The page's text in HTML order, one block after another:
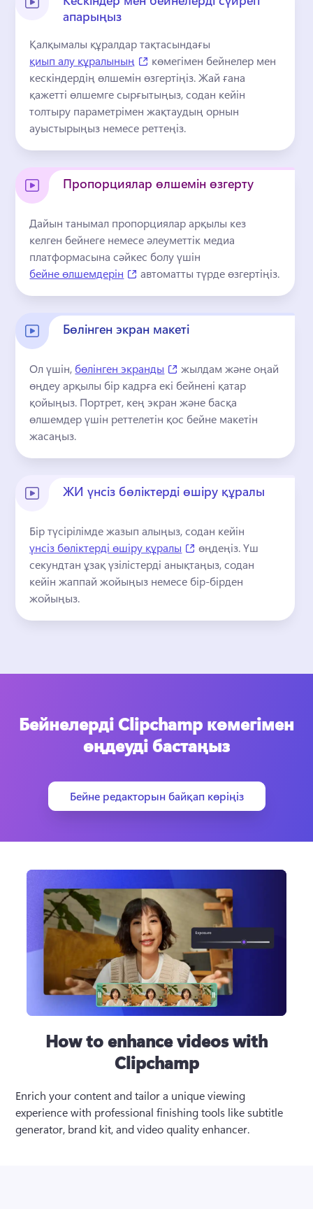
апарыңыз
Қалқымалы құралдар тақтасындағы
қиып алу құралының
(opens in a new tab)
көмегімен бейнелер мен
кескіндердің өлшемін өзгертіңіз. Жай ғана
қажетті өлшемге сырғытыңыз, содан кейін
толтыру параметрімен жақтаудың орнын
ауыстырыңыз немесе реттеңіз.
Пропорциялар өлшемін өзгерту
Дайын танымал пропорциялар арқылы кез
келген бейнеге немесе әлеуметтік медиа
платформасына сәйкес болу үшін
бейне өлшемдерін
(opens in a new tab) автоматты түрде өзгертіңіз.
Бөлінген экран макеті
Ол үшін, бөлінген экранды (opens in a new tab)
жылдам және оңай
өңдеу арқылы бір кадрға екі бейнені қатар
қойыңыз. Портрет, кең экран және басқа
өлшемдер үшін реттелетін қос бейне макетін
жасаңыз.
ЖИ үнсіз бөліктерді өшіру құралы
Бір түсірілімде жазып алыңыз, содан кейін
үнсіз бөліктерді өшіру құралы
(opens in a new tab)
өңдеңіз. Үш
секундтан ұзақ үзілістерді анықтаңыз, содан
кейін жаппай жойыңыз немесе бір-бірден
жойыңыз.
Бейнелерді Clipchamp көмегімен
өңдеуді бастаңыз
Бейне редакторын байқап көріңіз
How to enhance videos with
Clipchamp
Enrich your content and tailor a unique viewing
experience with professional finishing tools like subtitle
generator, brand kit, and video quality enhancer.